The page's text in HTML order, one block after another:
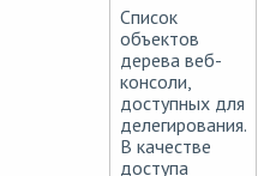
Список
объектов
дерева веб-
консоли,
доступных для
делегирования.
В качестве
доступа